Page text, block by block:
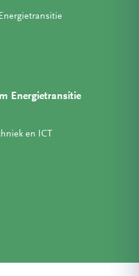
Energietransitie
en ICT